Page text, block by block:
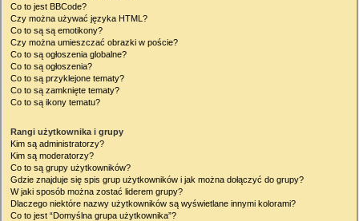
Co to jest BBCode?
Czy można używać języka HTML?
Co to są są emotikony?
Czy można umieszczać obrazki w poście?
Co to są ogłoszenia globalne?
Co to są ogłoszenia?
Co to są przyklejone tematy?
Co to są zamknięte tematy?
Co to są ikony tematu?
Rangi użytkownika i grupy
Kim są administratorzy?
Kim są moderatorzy?
Co to są grupy użytkowników?
Gdzie znajduje się spis grup użytkowników i jak można dołączyć do grupy?
W jaki sposób można zostać liderem grupy?
Dlaczego niektóre nazwy użytkowników są wyświetlane innymi kolorami?
Co to jest “Domyślna grupa użytkownika”?